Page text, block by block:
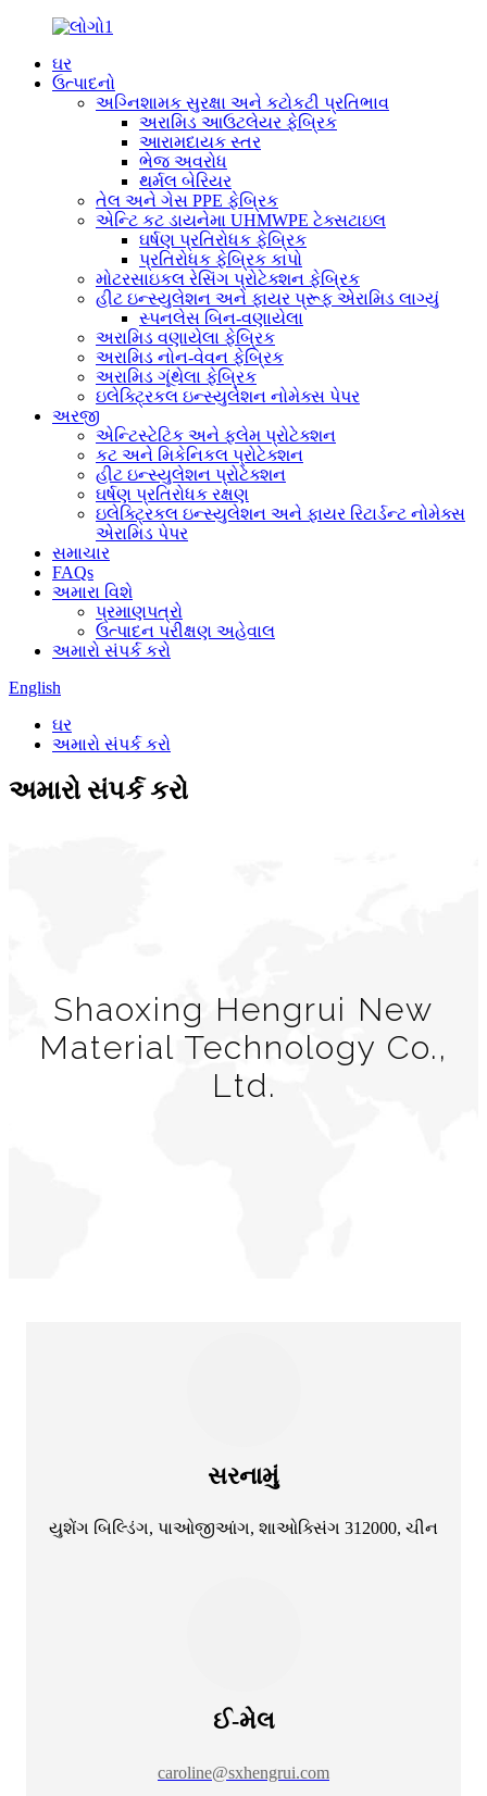
ઘર
ઉત્પાદનો
અગ્નિશામક સુરક્ષા અને કટોકટી પ્રતિભાવ
અરામિડ આઉટલેયર ફેબ્રિક
આરામદાયક સ્તર
ભેજ અવરોધ
થર્મલ બેરિયર
તેલ અને ગેસ PPE ફેબ્રિક
એન્ટિ કટ ડાયનેમા UHMWPE ટેક્સટાઇલ
ઘર્ષણ પ્રતિરોધક ફેબ્રિક
પ્રતિરોધક ફેબ્રિક કાપો
મોટરસાઇકલ રેસિંગ પ્રોટેક્શન ફેબ્રિક
હીટ ઇન્સ્યુલેશન અને ફાયર પ્રૂફ એરામિડ લાગ્યું
સ્પનલેસ બિન-વણાયેલા
અરામિડ વણાયેલા ફેબ્રિક
અરામિડ નોન-વેવન ફેબ્રિક
અરામિડ ગૂંથેલા ફેબ્રિક
ઇલેક્ટ્રિકલ ઇન્સ્યુલેશન નોમેક્સ પેપર
અરજી
એન્ટિસ્ટેટિક અને ફ્લેમ પ્રોટેક્શન
કટ અને મિકેનિકલ પ્રોટેક્શન
હીટ ઇન્સ્યુલેશન પ્રોટેક્શન
ઘર્ષણ પ્રતિરોધક રક્ષણ
ઇલેક્ટ્રિકલ ઇન્સ્યુલેશન અને ફાયર રિટાર્ડન્ટ નોમેક્સ
એરામિડ પેપર
સમાચાર
FAQs
અમારા વિશે
પ્રમાણપત્રો
ઉત્પાદન પરીક્ષણ અહેવાલ
અમારો સંપર્ક કરો
English
ઘર
અમારો સંપર્ક કરો
અમારો સંપર્ક કરો
Shaoxing Hengrui New
Material Technology Co.,
Ltd.
સરનામું
યુશેંગ બિલ્ડિંગ, પાઓજીઆંગ, શાઓક્સિંગ 312000, ચીન
ઈ-મેલ
caroline@sxhengrui.com